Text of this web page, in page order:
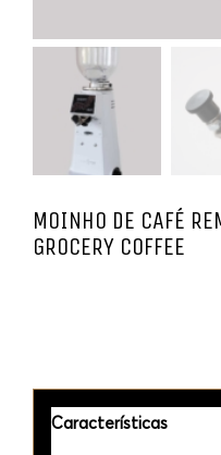
MOINHO DE CAFÉ
GROCERY COFFEE
Características